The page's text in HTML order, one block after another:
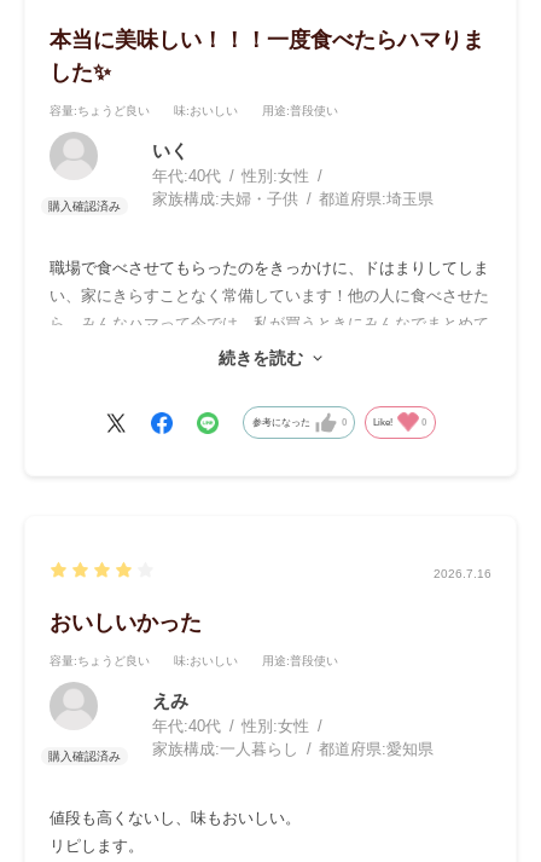
本当に美味しい！！！一度食べたらハマりま
した✨
容量:ちょうど良い 味:おいしい 用途:普段使い
いく
年代:40代 性別:女性
家族構成:夫婦・子供 都道府県:埼玉県
職場で食べさせてもらったのをきっかけに、ドはまりしてしま
い、家にきらすことなく常備しています！他の人に食べさせた
ら、みんなハマって今では、私が買うときにみんなでまとめて
買うほど職場でも大流行中です😊他の味も美味しいですが、梅
続きを読む
参考になった 0 Like! 0
2026.7.16
おいしいかった
容量:ちょうど良い 味:おいしい 用途:普段使い
えみ
年代:40代 性別:女性
家族構成:一人暮らし 都道府県:愛知県
値段も高くないし、味もおいしい。
リピします。